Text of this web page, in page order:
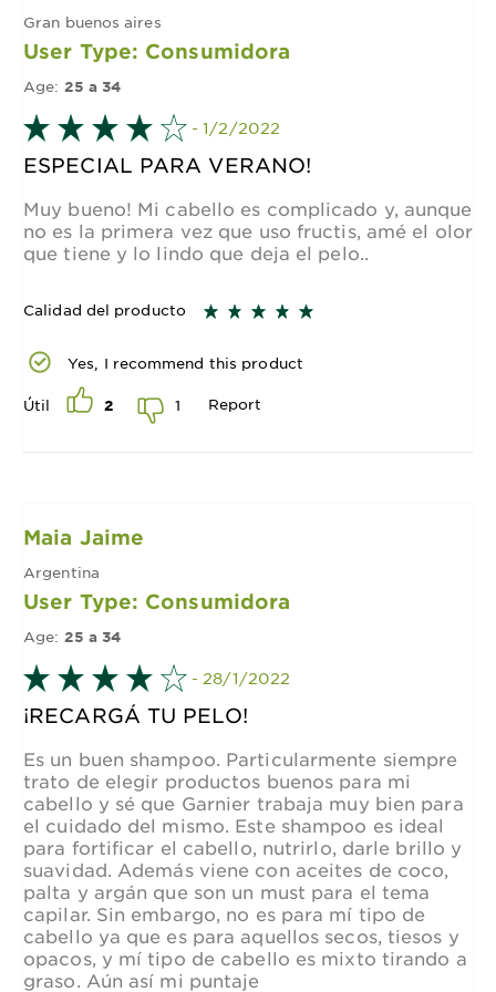
Gran buenos aires
User Type: Consumidora
Age: 25 a 34
- 1/2/2022
ESPECIAL PARA VERANO!
Muy bueno! Mi cabello es complicado y, aunque
no es la primera vez que uso fructis, amé el olor
que tiene y lo lindo que deja el pelo..
Calidad del producto
Yes, I recommend this product
Útil 2 1 Report
Maia Jaime
Argentina
User Type: Consumidora
Age: 25 a 34
- 28/1/2022
¡RECARGÁ TU PELO!
Es un buen shampoo. Particularmente siempre
trato de elegir productos buenos para mi
cabello y sé que Garnier trabaja muy bien para
el cuidado del mismo. Este shampoo es ideal
para fortificar el cabello, nutrirlo, darle brillo y
suavidad. Además viene con aceites de coco,
palta y argán que son un must para el tema
capilar. Sin embargo, no es para mí tipo de
cabello ya que es para aquellos secos, tiesos y
opacos, y mí tipo de cabello es mixto tirando a
graso. Aún así mi puntaje